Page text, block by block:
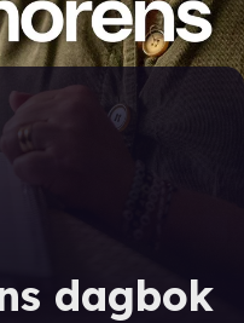
dagbok